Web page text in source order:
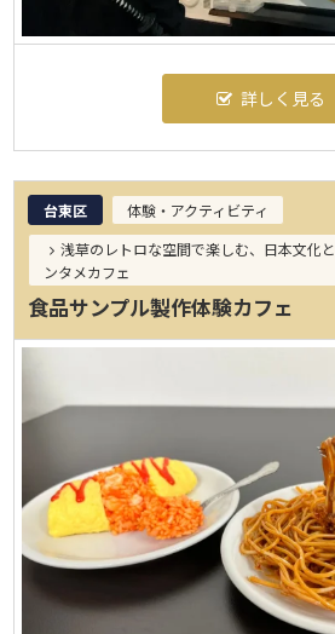
詳しく見る
台東区
体験・アクティビティ
浅草のレトロな空間で楽しむ、日本文化
ンタメカフェ
食品サンプル製作体験カフェ